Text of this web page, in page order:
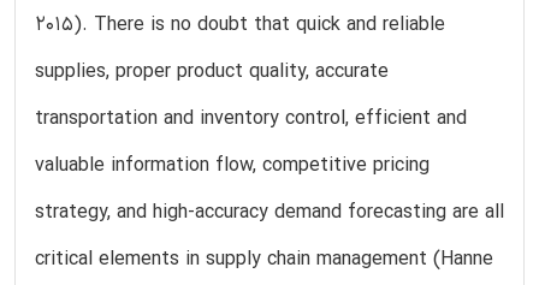
2015). There is no doubt that quick and reliable
supplies, proper product quality, accurate
transportation and inventory control, efficient and
valuable information flow, competitive pricing
strategy, and high-accuracy demand forecasting are all
critical elements in supply chain management (Hanne